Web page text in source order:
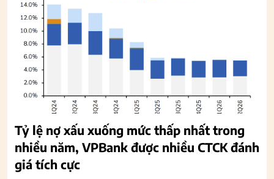
Tỷ lệ nợ xấu xuống mức thấp nhất trong
nhiều năm, VPBank được nhiều CTCK đánh
giá tích cực